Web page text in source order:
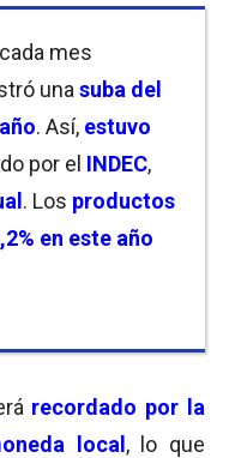
mes
una suba del
. Así, estuvo
por el INDEC,
. Los productos
en este año
recordado por la
local , lo que